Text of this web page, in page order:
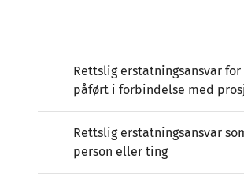
Rettslig erstatningsansvar
påført i forbindelse med
Rettslig erstatningsansvar
person eller ting